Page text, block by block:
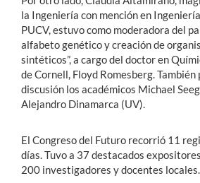
la Ingeniería con mención en
PUCV, estuvo como moderadora del
alfabeto genético y creación de
sintéticos”, a cargo del doctor en
de Cornell, Floyd Romesberg.
discusión los académicos Michael
Alejandro Dinamarca (UV).
El Congreso del Futuro recorrió 11
días. Tuvo a 37 destacados
200 investigadores y docentes locales.